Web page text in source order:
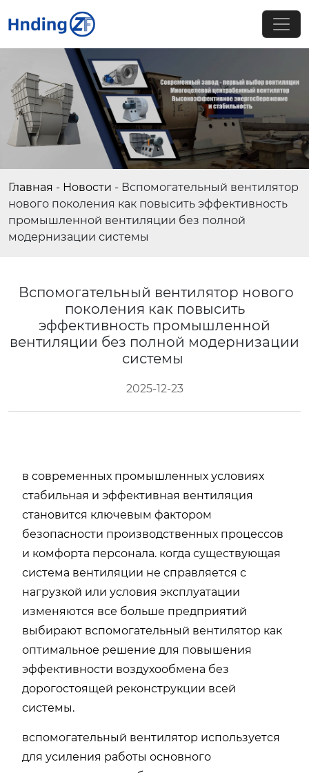
Главная - Новости - Вспомогательный вентилятор
нового поколения как повысить эффективность
промышленной вентиляции без полной
модернизации системы
Вспомогательный вентилятор нового
поколения как повысить
эффективность промышленной
вентиляции без полной модернизации
системы
2025-12-23
в современных промышленных условиях
стабильная и эффективная вентиляция
становится ключевым фактором
безопасности производственных процессов
и комфорта персонала. когда существующая
система вентиляции не справляется с
нагрузкой или условия эксплуатации
изменяются все больше предприятий
выбирают вспомогательный вентилятор как
оптимальное решение для повышения
эффективности воздухообмена без
дорогостоящей реконструкции всей
системы.
вспомогательный вентилятор используется
для усиления работы основного